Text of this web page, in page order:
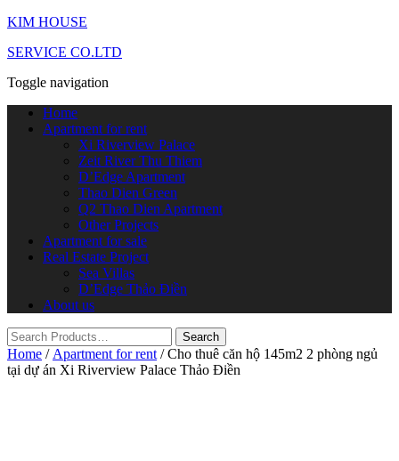
KIM HOUSE
SERVICE CO.LTD
Toggle navigation
Home
Apartment for rent
Xi Riverview Palace
Zeit River Thu Thiem
D’Edge Apartment
Thao Dien Green
Q2 Thao Dien Apartment
Other Projects
Apartment for sale
Real Estate Project
Sea Villas
D’Edge Thảo Điền
About us
Home / Apartment for rent / Cho thuê căn hộ 145m2 2 phòng ngủ
tại dự án Xi Riverview Palace Thảo Điền